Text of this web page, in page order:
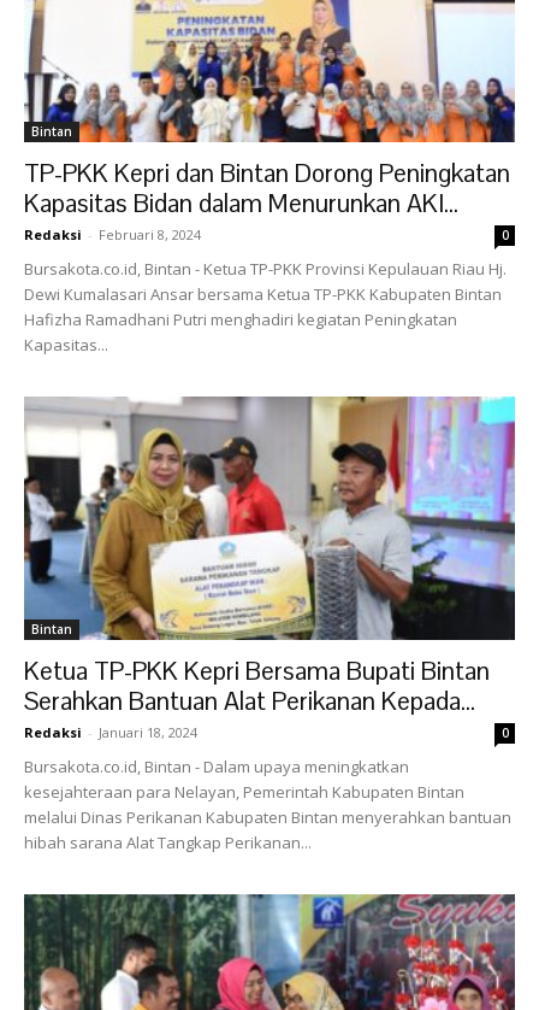
Bintan
TP-PKK Kepri dan Bintan Dorong Peningkatan
Kapasitas Bidan dalam Menurunkan AKI...
Redaksi - Februari 8, 2024 0
Bursakota.co.id, Bintan - Ketua TP-PKK Provinsi Kepulauan Riau Hj.
Dewi Kumalasari Ansar bersama Ketua TP-PKK Kabupaten Bintan
Hafizha Ramadhani Putri menghadiri kegiatan Peningkatan
Kapasitas...
Bintan
Ketua TP-PKK Kepri Bersama Bupati Bintan
Serahkan Bantuan Alat Perikanan Kepada...
Redaksi - Januari 18, 2024 0
Bursakota.co.id, Bintan - Dalam upaya meningkatkan
kesejahteraan para Nelayan, Pemerintah Kabupaten Bintan
melalui Dinas Perikanan Kabupaten Bintan menyerahkan bantuan
hibah sarana Alat Tangkap Perikanan...